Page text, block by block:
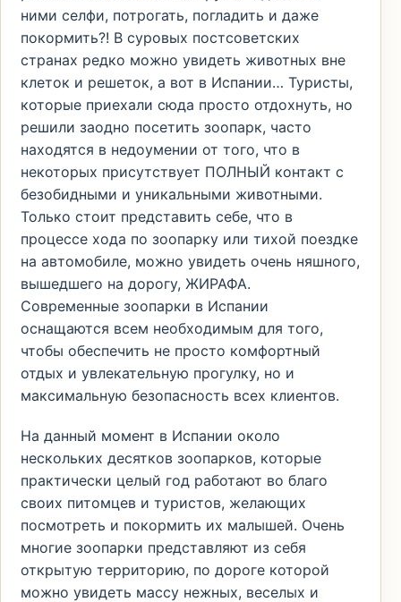
ними селфи, потрогать, погладить и даже
покормить?! В суровых постсоветских
странах редко можно увидеть животных вне
клеток и решеток, а вот в Испании… Туристы,
которые приехали сюда просто отдохнуть, но
решили заодно посетить зоопарк, часто
находятся в недоумении от того, что в
некоторых присутствует ПОЛНЫЙ контакт с
безобидными и уникальными животными.
Только стоит представить себе, что в
процессе хода по зоопарку или тихой поездке
на автомобиле, можно увидеть очень няшного,
вышедшего на дорогу, ЖИРАФА.
Современные зоопарки в Испании
оснащаются всем необходимым для того,
чтобы обеспечить не просто комфортный
отдых и увлекательную прогулку, но и
максимальную безопасность всех клиентов.
На данный момент в Испании около
нескольких десятков зоопарков, которые
практически целый год работают во благо
своих питомцев и туристов, желающих
посмотреть и покормить их малышей. Очень
многие зоопарки представляют из себя
открытую территорию, по дороге которой
можно увидеть массу нежных, веселых и